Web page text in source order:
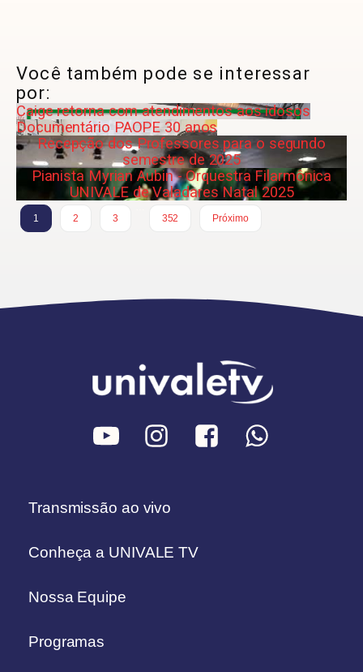
Você também pode se interessar
por:
Caige retorna com atendimentos aos idosos
Documentário PAOPE 30 anos
Recepção dos Professores para o segundo
semestre de 2025
Pianista Myrian Aubin - Orquestra Filarmônica
UNIVALE de Valadares Natal 2025
1 2 3
352
Próximo
Transmissão ao vivo
Conheça a UNIVALE TV
Nossa Equipe
Programas